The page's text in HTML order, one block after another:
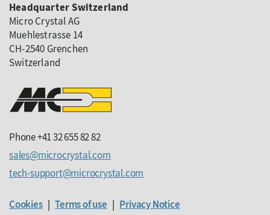
Headquarter Switzerland
Micro Crystal AG
Muehlestrasse 14
CH-2540 Grenchen
Switzerland
Phone +41 32 655 82 82
sales
microcrystalcom
tech-support
microcrystalcom
Cookies|Terms of use | Privacy Notice